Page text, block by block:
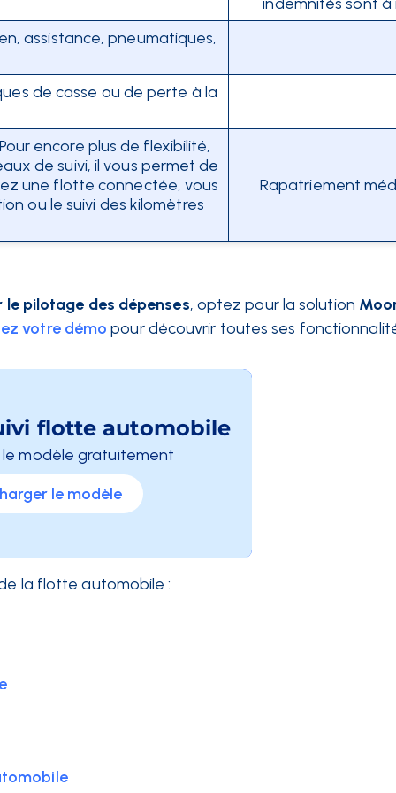
assistance, pneumatiques,
de casse ou de perte à la
encore plus de flexibilité,
de suivi, il vous permet de
une flotte connectée, vous
ou le suivi des kilomètres
Rapatriement
pilotage des dépenses, optez pour la solution
votre démo pour découvrir toutes ses
flotte automobile
modèle gratuitement
le modèle
la flotte automobile :